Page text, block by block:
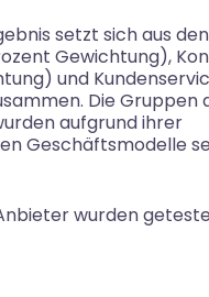
setzt sich aus
Gewichtung),
und
Die Gruppen
aufgrund ihrer
Geschäftsmodelle
wurden